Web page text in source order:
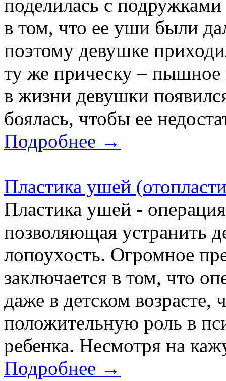
поделилась с
в том, что ее уши были
поэтому девушке
ту же прическу – пышное
в жизни девушки
боялась, чтобы ее
Подробнее →
Пластика ушей
Пластика ушей -
позволяющая устранить
лопоухость. Огромное
заключается в том, что
даже в детском возрасте,
положительную роль в
ребенка. Несмотря на
Подробнее →